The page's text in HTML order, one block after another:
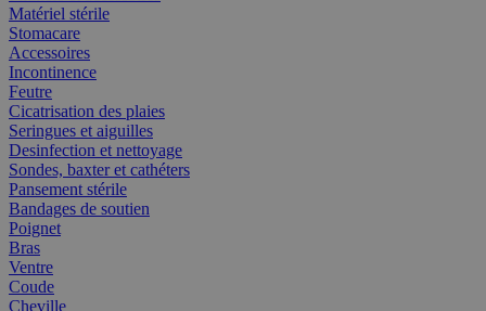
Matériel stérile
Stomacare
Accessoires
Incontinence
Feutre
Cicatrisation des plaies
Seringues et aiguilles
Desinfection et nettoyage
Sondes, baxter et cathéters
Pansement stérile
Bandages de soutien
Poignet
Bras
Ventre
Coude
Cheville